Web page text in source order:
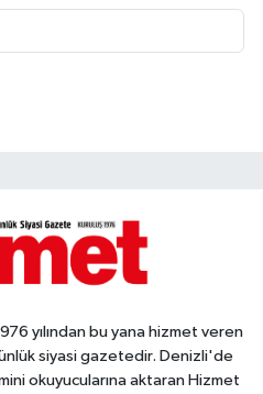
yılından bu yana hizmet veren
siyasi gazetedir. Denizli'de
okuyucularına aktaran Hizmet